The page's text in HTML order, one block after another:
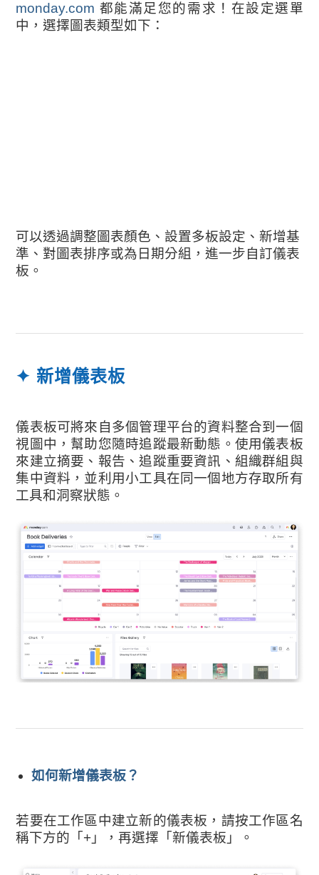
monday.com 都能滿足您的需求！在設定選單
中，選擇圖表類型如下：
可以透過調整圖表顏色、設置多板設定、新增基
準、對圖表排序或為日期分組，進一步自訂儀表
板。
✦ 新增儀表板
儀表板可將來自多個管理平台的資料整合到一個
視圖中，幫助您隨時追蹤最新動態。使用儀表板
來建立摘要、報告、追蹤重要資訊、組織群組與
集中資料，並利用小工具在同一個地方存取所有
工具和洞察狀態。
如何新增儀表板？
若要在工作區中建立新的儀表板，請按工作區名
稱下方的「+」，再選擇「新儀表板」。